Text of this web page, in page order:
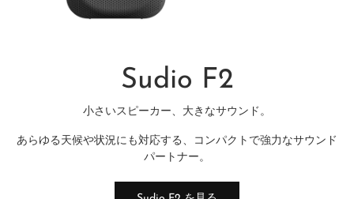
Sudio F2
小さいスピーカー、大きなサウンド。
あらゆる天候や状況にも対応する、コンパクトで強力なサウンド
パートナー。